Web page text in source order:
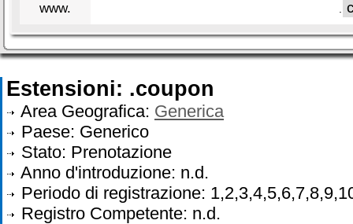
www.
Estensioni: .coupon
Area Geografica: Generica
Paese: Generico
Stato: Prenotazione
Anno d'introduzione: n.d.
Periodo di registrazione:
Registro Competente: n.d.